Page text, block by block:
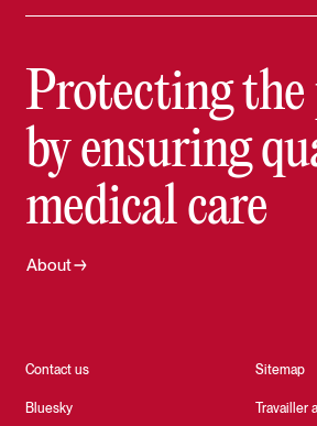
Protecting the
by ensuring
medical care
Contact us
Bluesky
Sitemap
Travailler
About